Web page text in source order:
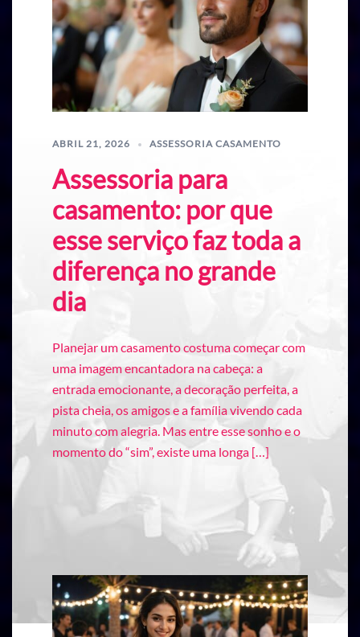
ABRIL 21, 2026 ASSESSORIA CASAMENTO
Assessoria para
casamento: por que
esse serviço faz toda a
diferença no grande
dia
Planejar um casamento costuma começar com
uma imagem encantadora na cabeça: a
entrada emocionante, a decoração perfeita, a
pista cheia, os amigos e a família vivendo cada
minuto com alegria. Mas entre esse sonho e o
momento do “sim”, existe uma longa […]